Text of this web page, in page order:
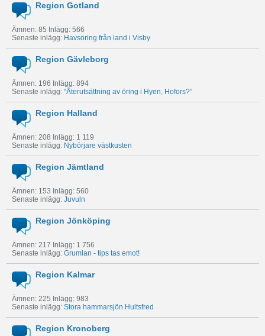
Region Gotland
Ämnen: 85 Inlägg: 566
Senaste inlägg: Havsöring från land i Visby
Region Gävleborg
Ämnen: 196 Inlägg: 894
Senaste inlägg: “Återutsättning av öring i Hyen, Hofors?”
Region Halland
Ämnen: 208 Inlägg: 1 119
Senaste inlägg: Nybörjare västkusten
Region Jämtland
Ämnen: 153 Inlägg: 560
Senaste inlägg: Juvuln
Region Jönköping
Ämnen: 217 Inlägg: 1 756
Senaste inlägg: Grumlan - tips tas emot!
Region Kalmar
Ämnen: 225 Inlägg: 983
Senaste inlägg: Stora hammarsjön Hultsfred
Region Kronoberg